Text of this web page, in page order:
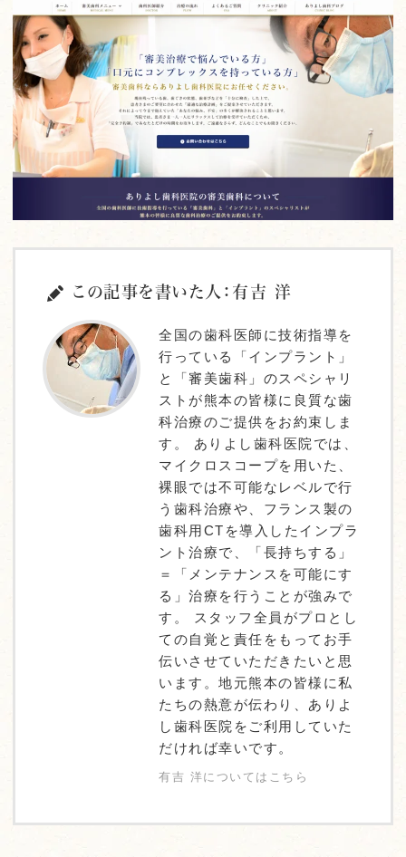
この記事を書いた人：有吉 洋
全国の歯科医師に技術指導を
行っている「インプラント」
と「審美歯科」のスペシャリ
ストが熊本の皆様に良質な歯
科治療のご提供をお約束しま
す。 ありよし歯科医院では、
マイクロスコープを用いた、
裸眼では不可能なレベルで行
う歯科治療や、フランス製の
歯科用CTを導入したインプラ
ント治療で、「長持ちする」
＝「メンテナンスを可能にす
る」治療を行うことが強みで
す。 スタッフ全員がプロとし
ての自覚と責任をもってお手
伝いさせていただきたいと思
います。地元熊本の皆様に私
たちの熱意が伝わり、ありよ
し歯科医院をご利用していた
だければ幸いです。
有吉 洋についてはこちら